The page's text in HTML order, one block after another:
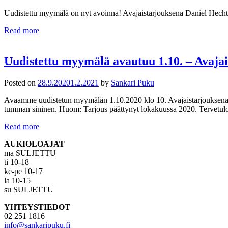
Uudistettu myymälä on nyt avoinna! Avajaistarjouksena Daniel
Read more
Uudistettu myymälä avautuu 1.10. –
Posted on 28.9.20201.2.2021 by Sankari Puku
Avaamme uudistetun myymälän 1.10.2020 klo 10.
tumman sininen. Huom: Tarjous päättynyt lokakuussa 2020.
Read more
AUKIOLOAJAT
ma SULJETTU
ti 10-18
ke-pe 10-17
la 10-15
su SULJETTU
YHTEYSTIEDOT
02 251 1816
info@sankaripuku.fi